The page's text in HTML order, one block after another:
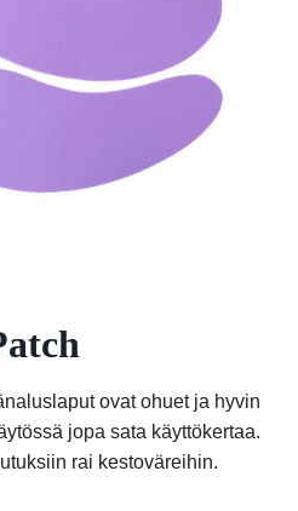
ovat ohuet ja hyvin
jopa sata käyttökertaa.
rai kestoväreihin.